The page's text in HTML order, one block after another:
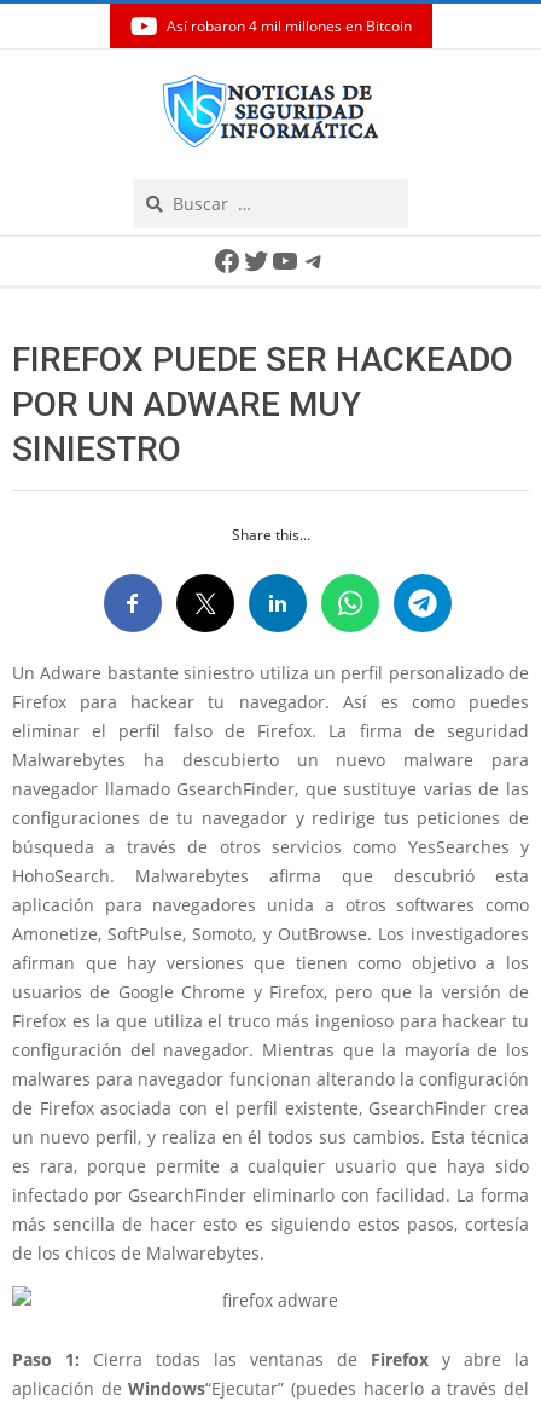
Así robaron 4 mil millones en Bitcoin
Facebook
Twitter
YouTube
Telegram
FIREFOX PUEDE SER HACKEADO
POR UN ADWARE MUY
SINIESTRO
Share this...
Un Adware bastante siniestro utiliza un perfil personalizado de
Firefox para hackear tu navegador. Así es como puedes
eliminar el perfil falso de Firefox. La firma de seguridad
Malwarebytes ha descubierto un nuevo malware para
navegador llamado GsearchFinder, que sustituye varias de las
configuraciones de tu navegador y redirige tus peticiones de
búsqueda a través de otros servicios como YesSearches y
HohoSearch. Malwarebytes afirma que descubrió esta
aplicación para navegadores unida a otros softwares como
Amonetize, SoftPulse, Somoto, y OutBrowse. Los investigadores
afirman que hay versiones que tienen como objetivo a los
usuarios de Google Chrome y Firefox, pero que la versión de
Firefox es la que utiliza el truco más ingenioso para hackear tu
configuración del navegador. Mientras que la mayoría de los
malwares para navegador funcionan alterando la configuración
de Firefox asociada con el perfil existente, GsearchFinder crea
un nuevo perfil, y realiza en él todos sus cambios. Esta técnica
es rara, porque permite a cualquier usuario que haya sido
infectado por GsearchFinder eliminarlo con facilidad. La forma
más sencilla de hacer esto es siguiendo estos pasos, cortesía
de los chicos de Malwarebytes.
Paso 1: Cierra todas las ventanas de Firefox y abre la
aplicación deWindows“Ejecutar” (puedes hacerlo a través del